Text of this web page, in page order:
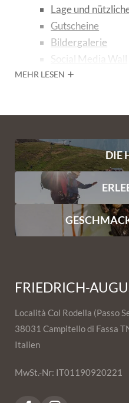
Lage und
Gutscheine
Bildergalerie
Social Media Wall
Zimmer und
Services
Fragen und
Anfrage
Buchung
Erlebnisse
MEHR LESEN
DIE
FRIEDRICH-
Località Col Rodella (Passo
38031 Campitello di Fassa
Italien
MwSt.-Nr: IT01190920221